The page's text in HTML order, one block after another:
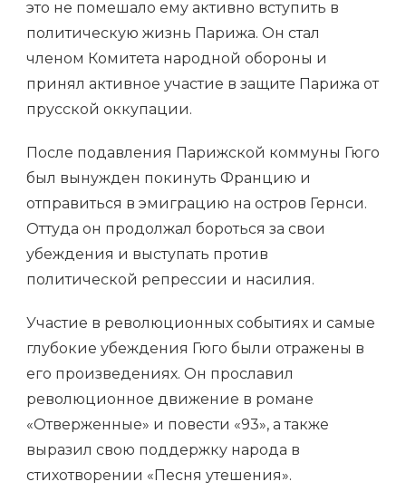
это не помешало ему активно вступить в
политическую жизнь Парижа. Он стал
членом Комитета народной обороны и
принял активное участие в защите Парижа от
прусской оккупации.
После подавления Парижской коммуны Гюго
был вынужден покинуть Францию и
отправиться в эмиграцию на остров Гернси.
Оттуда он продолжал бороться за свои
убеждения и выступать против
политической репрессии и насилия.
Участие в революционных событиях и самые
глубокие убеждения Гюго были отражены в
его произведениях. Он прославил
революционное движение в романе
«Отверженные» и повести «93», а также
выразил свою поддержку народа в
стихотворении «Песня утешения».